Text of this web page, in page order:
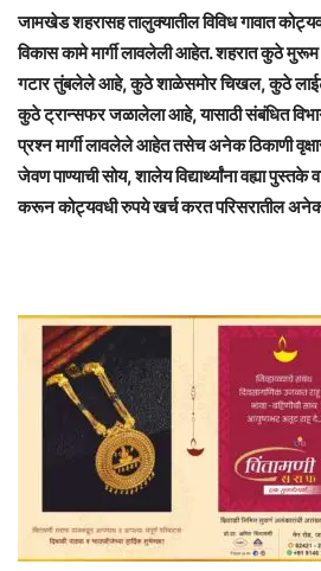
जामखेड शहरासह तालुक्यातील विविध गावात
विकास कामे मार्गी लावलेली आहेत. शहरात कुठे
गटार तुंबलेले आहे, कुठे शाळेसमोर चिखल, कुठे
कुठे ट्रान्सफर जळालेला आहे, यासाठी संबंधित
प्रश्न मार्गी लावलेले आहेत तसेच अनेक ठिकाणी
जेवण पाण्याची सोय, शालेय विद्यार्थ्यांना वह्या
करून कोट्यवधी रुपये खर्च करत परिसरातील अनेक